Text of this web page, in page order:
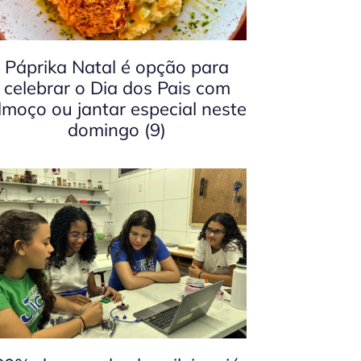
Páprika Natal é opção para
celebrar o Dia dos Pais com
ou jantar especial neste
domingo (9)